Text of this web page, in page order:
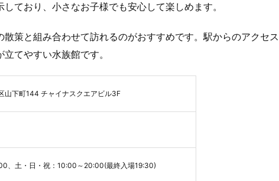
ており、小さなお子様でも安心して楽しめます。
策と組み合わせて訪れるのがおすすめです。駅からのアクセ
てやすい水族館です。
山下町144 チャイナスクエアビル3F
、土・日・祝：10:00～20:00(最終入場19:30)